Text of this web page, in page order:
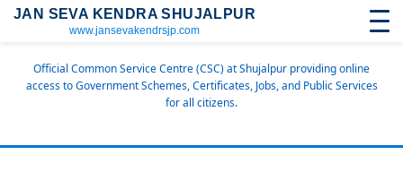
JAN SEVA KENDRA SHUJALPUR
www.jansevakendrsjp.com
Official Common Service Centre (CSC) at Shujalpur providing online
access to Government Schemes, Certificates, Jobs, and Public Services
for all citizens.